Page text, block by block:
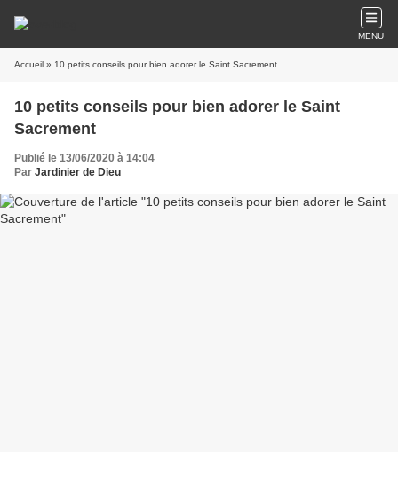
MENU
Accueil » 10 petits conseils pour bien adorer le Saint Sacrement
10 petits conseils pour bien adorer le Saint
Sacrement
Publié le 13/06/2020 à 14:04
Par Jardinier de Dieu